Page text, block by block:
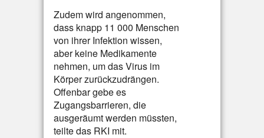
Zudem wird angenommen,
dass knapp 11 000 Menschen
von ihrer Infektion wissen,
aber keine Medikamente
nehmen, um das Virus im
Körper zurückzudrängen.
Offenbar gebe es
Zugangsbarrieren, die
ausgeräumt werden müssten,
teilte das RKI mit.